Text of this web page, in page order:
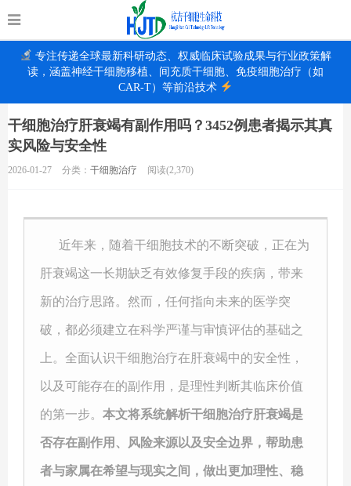
专注传递全球最新科研动态、权威临床试验成果与行业政策解
读，涵盖神经干细胞移植、间充质干细胞、免疫细胞治疗（如
CAR-T）等前沿技术
干细胞治疗肝衰竭有副作用吗？3452例患者揭示其真
实风险与安全性
2026-01-27 分类： 干细胞治疗 阅读(2,370)
近年来，随着干细胞技术的不断突破，正在为
肝衰竭这一长期缺乏有效修复手段的疾病，带来
新的治疗思路。然而，任何指向未来的医学突
破，都必须建立在科学严谨与审慎评估的基础之
上。全面认识干细胞治疗在 肝衰竭中的安全性，
以及可能存在的副作用，是理性判断其临床价值
的第一步。 本文将系统解析干细胞治疗肝衰竭是
否存在副作用、风险来源以及安全边界，帮助患
者与家属在希望与现实之间，做出更加理性、稳